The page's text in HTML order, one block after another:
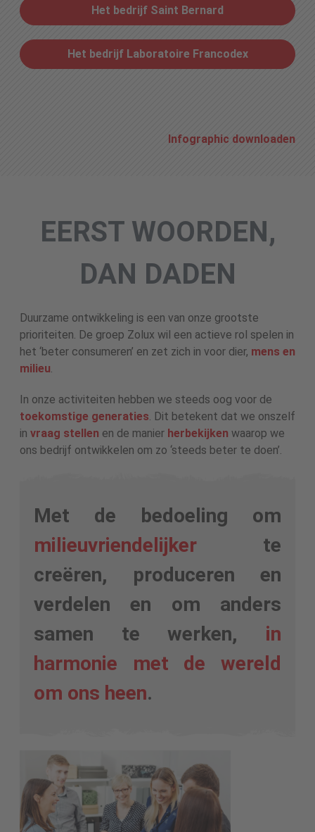
Het bedrijf Saint Bernard
Het bedrijf Laboratoire Francodex
Infographic downloaden
EERST WOORDEN,
DAN DADEN
Duurzame ontwikkeling is een van onze grootste
prioriteiten. De groep Zolux wil een actieve rol spelen in
het ‘beter consumeren’ en zet zich in voor dier, mens en
milieu.
In onze activiteiten hebben we steeds oog voor de
toekomstige generaties. Dit betekent dat we onszelf
in vraag stellen en de manier herbekijken waarop we
ons bedrijf ontwikkelen om zo ‘steeds beter te doen’.
Met de bedoeling om
milieuvriendelijker te
creëren, produceren en
verdelen en om anders
samen te werken, in
harmonie met de wereld
om ons heen.